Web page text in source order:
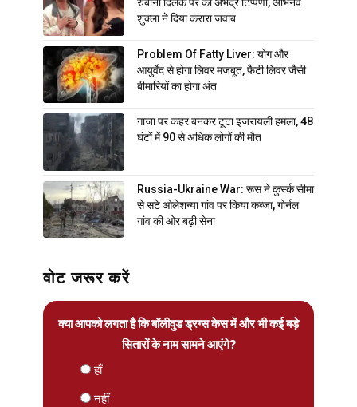
रुबीना दिलैक पर की अभद्र टिप्पणी, अभिनव
शुक्ला ने दिया करारा जवाब
Problem Of Fatty Liver: योग और
आयुर्वेद से होगा लिवर मजबूत, फैटी लिवर जैसी
बीमारियों का होगा अंत
गाजा पर कहर बनकर टूटा इजरायली हमला, 48
घंटों में 90 से अधिक लोगों की मौत
Russia-Ukraine War: रूस ने कुर्स्क सीमा
से सटे ओलेशन्या गांव पर किया कब्जा, गोर्नल
गांव की ओर बढ़ी सेना
वोट जरूर करें
क्या आपको लगता है कि बॉलीवुड ड्रग्स केस में और भी कई बड़े
सितारों के नाम सामने आएंगे?
हाँ
नहीं